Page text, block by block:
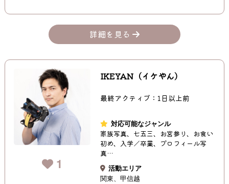
詳細を見る
1
IKEYAN（イケやん）
最終アクティブ：1日以上前
対応可能なジャンル
家族写真、七五三、お宮参り、お食い
初め、入学／卒業、プロフィール写
真…
活動エリア
関東
甲信越